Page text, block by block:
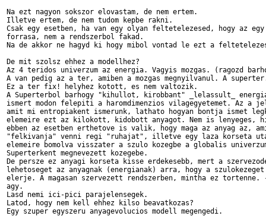
Na ezt nagyon sokszor elovastam, de nem ertem.
Illetve ertem, de nem tudom kepbe rakni.
Csak egy esetben, ha van egy olyan feltetelezesed, hogy az
forrasa, nem a rendszerbol fakad.
Na de akkor ne hagyd ki hogy mibol vontad le ezt a
De mit szolsz ehhez a modellhez?
Az 4 teridos univerzum az energia. Vagyis mozgas. (ragozd
A van pedig az a ter, amiben a mozgas megnyilvanul. A
Ez a ter fix! helyhez kotott, es nem valtozik.
A Superterbol barhogy "kihullot, kirobbant" _lelassult_
ismert modon felepiti a haromdimenzios vilagegyetemet. Az a
amit mi entropiakent ismerunk, lathato hogyan bontja ismet
elemeire ezt az kilokott, kidobott anyagot. Nem is lenyeges,
ebben az esetben erthetove is valik, hogy maga az anyag az,
"felkivanja" venni regi "ruhajat", illetve egy laza korseta
elemeire bomolva visszater a szulo kozegbe a globalis
Superterkent megnevezett kozegebe.
De persze ez anyagi korseta kisse erdekesebb, mert a
lehetoseget az anyagnak (energianak) arra, hogy a szulokezeget
elerje. A magasan szervezett rendszerben, mintha ez tortenne.
agy.
Lasd nemi ici-pici parajelensegek.
Latod, hogy nem kell ehhez kilso beavatkozas?
Egy szuper egyszeru anyagevolucios modell megengedi.